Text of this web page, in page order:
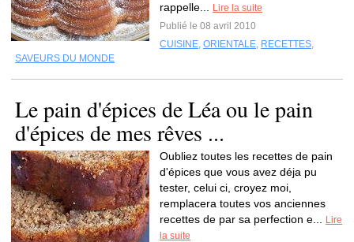
rappelle...
Lire la suite
Publié le 08 avril 2010
CUISINE, ORIENTALE, RECETTES,
SAVEURS DU MONDE
Le pain d'épices de Léa ou le pain
d'épices de mes rêves ...
Oubliez toutes les recettes de pain
d'épices que vous avez déja pu
tester, celui ci, croyez moi,
remplacera toutes vos anciennes
recettes de par sa perfection e...
Lire
la suite